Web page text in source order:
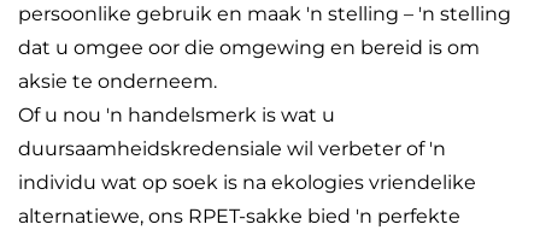
persoonlike gebruik en maak 'n stelling – 'n stelling
dat u omgee oor die omgewing en bereid is om
aksie te onderneem.
Of u nou 'n handelsmerk is wat u
duursaamheidskredensiale wil verbeter of 'n
individu wat op soek is na ekologies vriendelike
alternatiewe, ons RPET-sakke bied 'n perfekte